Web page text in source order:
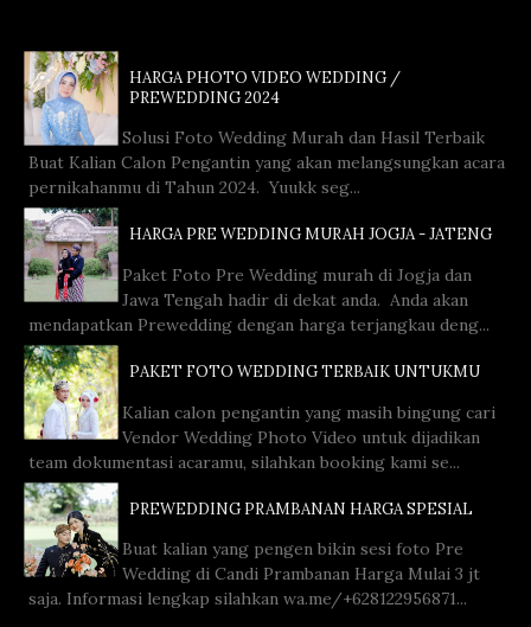
HARGA PHOTO VIDEO WEDDING /
PREWEDDING 2024
Solusi Foto Wedding Murah dan Hasil Terbaik
Buat Kalian Calon Pengantin yang akan melangsungkan acara
pernikahanmu di Tahun 2024. Yuukk seg...
HARGA PRE WEDDING MURAH JOGJA - JATENG
Paket Foto Pre Wedding murah di Jogja dan
Jawa Tengah hadir di dekat anda. Anda akan
mendapatkan Prewedding dengan harga terjangkau deng...
PAKET FOTO WEDDING TERBAIK UNTUKMU
Kalian calon pengantin yang masih bingung cari
Vendor Wedding Photo Video untuk dijadikan
team dokumentasi acaramu, silahkan booking kami se...
PREWEDDING PRAMBANAN HARGA SPESIAL
Buat kalian yang pengen bikin sesi foto Pre
Wedding di Candi Prambanan Harga Mulai 3 jt
saja. Informasi lengkap silahkan wa.me/+628122956871...